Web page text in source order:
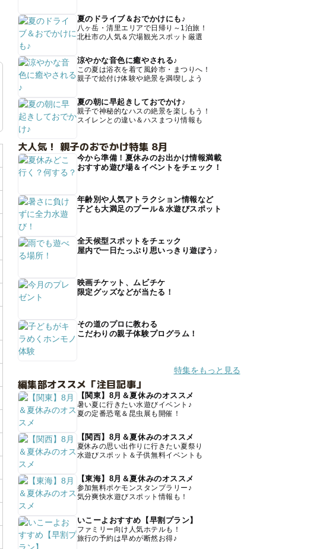
夏のドライブ＆おでかけにも♪
八ヶ岳・清里エリアで日帰り～1泊旅！
北杜市の人気＆穴場観光スポット厳選
涼やかな音色に癒やされる♪
この夏は浴衣を着て風鈴市・まつりへ！
親子で絵付け体験や絶景を満喫しよう
夏の朝に早起きしておでかけ♪
親子で神秘的なハスの絶景を楽しもう！
スイレンとの違い＆ハスまつり情報も
大人気！ 親子のおでかけ特集 8月
今から準備！夏休みのお出かけ情報満載
おすすめ遊び場＆イベントをチェック！
年齢別や人気アトラクション情報など
子ども大満足のプール＆水遊びスポット
全天候型スポットをチェック
屋内で一日たっぷり思いっきり遊ぼう♪
映画チケット、ムビチケ
限定グッズなどが当たる！
その道のプロに教わる
こだわりの親子体験プログラム！
特集をもっと見る
編集部オススメ「注目記事」
【関東】8月＆夏休みのオススメ
暑い夏に行きたい水遊びイベント♪
夏の定番恐竜＆昆虫展も開催！
【関西】8月＆夏休みのオススメ
夏休みの思い出作りに行きたい夏祭り
水遊びスポット＆子供無料イベントも
【東海】8月＆夏休みのオススメ
参加無料ポケモンスタンプラリー♪
気分爽快水遊びスポット情報も！
いこーよおすすめ【早割プラン】
ファミリー向け人気ホテルも！
旅行の予約は早めが断然お得♪